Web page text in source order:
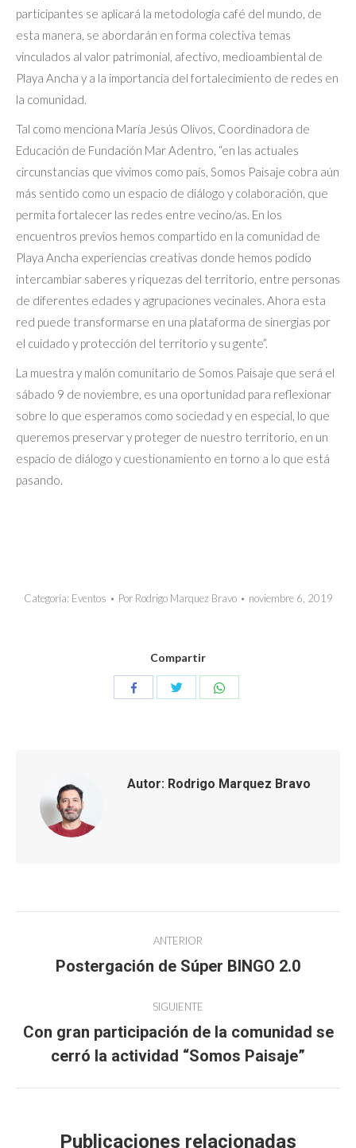
participantes se aplicará la metodología café del mundo, de
esta manera, se abordarán en forma colectiva temas
vinculados al valor patrimonial, afectivo, medioambiental de
Playa Ancha y a la importancia del fortalecimiento de redes en
la comunidad.
Tal como menciona María Jesús Olivos, Coordinadora de
Educación de Fundación Mar Adentro, “en las actuales
circunstancias que vivimos como país, Somos Paisaje cobra aún
más sentido como un espacio de diálogo y colaboración, que
permita fortalecer las redes entre vecino/as. En los
encuentros previos hemos compartido en la comunidad de
Playa Ancha experiencias creativas donde hemos podido
intercambiar saberes y riquezas del territorio, entre personas
de diferentes edades y agrupaciones vecinales. Ahora esta
red puede transformarse en una plataforma de sinergias por
el cuidado y protección del territorio y su gente”.
La muestra y malón comunitario de Somos Paisaje que será el
sábado 9 de noviembre, es una oportunidad para reflexionar
sobre lo que esperamos como sociedad y en especial, lo que
queremos preservar y proteger de nuestro territorio, en un
espacio de diálogo y cuestionamiento en torno a lo que está
pasando.
Categoría: Eventos Por Rodrigo Marquez Bravo noviembre 6, 2019
Compartir
CompartirCompartir
Autor: Rodrigo Marquez Bravo
Navegación
entre
publicaciones
ANTERIOR
Publicación
Postergación de Súper BINGO 2.0
SIGUIENTE
siguiente:
Con gran participación de la comunidad se
cerró la actividad “Somos Paisaje”
Publicaciones relacionadas